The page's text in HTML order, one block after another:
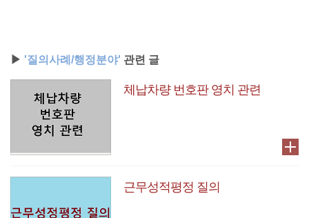
▶ '질의사례/행정분야' 관련 글
체납차량 번호판 영치 관련
근무성적평정 질의